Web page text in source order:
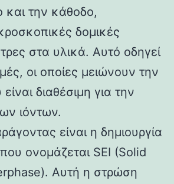
την κάθοδο,
δομικές
στα υλικά. Αυτό οδηγεί
οι οποίες μειώνουν την
διαθέσιμη για την
ιόντων.
είναι η δημιουργία
ονομάζεται SEI (Solid
Αυτή η στρώση